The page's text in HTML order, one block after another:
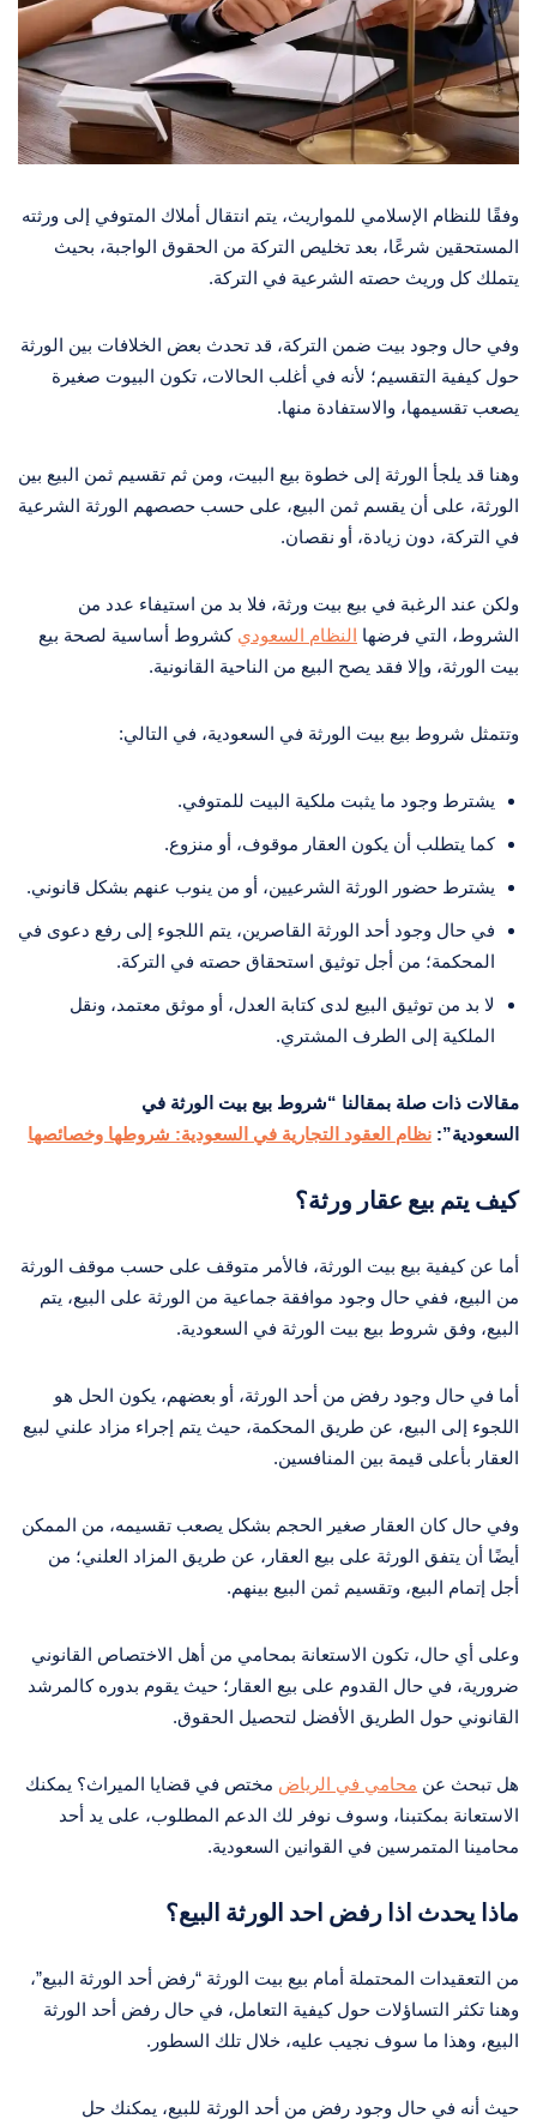
وفقًا للنظام الإسلامي للمواريث، يتم انتقال أملاك المتوفي إلى ورثته
المستحقين شرعًا، بعد تخليص التركة من الحقوق الواجبة، بحيث
يتملك كل وريث حصته الشرعية في التركة.
وفي حال وجود بيت ضمن التركة، قد تحدث بعض الخلافات بين الورثة
حول كيفية التقسيم؛ لأنه في أغلب الحالات، تكون البيوت صغيرة
يصعب تقسيمها، والاستفادة منها.
وهنا قد يلجأ الورثة إلى خطوة بيع البيت، ومن ثم تقسيم ثمن البيع بين
الورثة، على أن يقسم ثمن البيع، على حسب حصصهم الورثة الشرعية
في التركة، دون زيادة، أو نقصان.
ولكن عند الرغبة في بيع بيت ورثة، فلا بد من استيفاء عدد من
الشروط، التي فرضها النظام السعودي كشروط أساسية لصحة بيع
بيت الورثة، وإلا فقد يصح البيع من الناحية القانونية.
وتتمثل شروط بيع بيت الورثة في السعودية، في التالي:
يشترط وجود ما يثبت ملكية البيت للمتوفي.
كما يتطلب أن يكون العقار موقوف، أو منزوع.
يشترط حضور الورثة الشرعيين، أو من ينوب عنهم بشكل قانوني.
في حال وجود أحد الورثة القاصرين، يتم اللجوء إلى رفع دعوى في
المحكمة؛ من أجل توثيق استحقاق حصته في التركة.
لا بد من توثيق البيع لدى كتابة العدل، أو موثق معتمد، ونقل
الملكية إلى الطرف المشتري.
مقالات ذات صلة بمقالنا “شروط بيع بيت الورثة في
السعودية”: نظام العقود التجارية في السعودية: شروطها وخصائصها
كيف يتم بيع عقار ورثة؟
أما عن كيفية بيع بيت الورثة، فالأمر متوقف على حسب موقف الورثة
من البيع، ففي حال وجود موافقة جماعية من الورثة على البيع، يتم
البيع، وفق شروط بيع بيت الورثة في السعودية.
أما في حال وجود رفض من أحد الورثة، أو بعضهم، يكون الحل هو
اللجوء إلى البيع، عن طريق المحكمة، حيث يتم إجراء مزاد علني لبيع
العقار بأعلى قيمة بين المنافسين.
وفي حال كان العقار صغير الحجم بشكل يصعب تقسيمه، من الممكن
أيضًا أن يتفق الورثة على بيع العقار، عن طريق المزاد العلني؛ من
أجل إتمام البيع، وتقسيم ثمن البيع بينهم.
وعلى أي حال، تكون الاستعانة بمحامي من أهل الاختصاص القانوني
ضرورية، في حال القدوم على بيع العقار؛ حيث يقوم بدوره كالمرشد
القانوني حول الطريق الأفضل لتحصيل الحقوق.
هل تبحث عن محامي في الرياض مختص في قضايا الميراث؟ يمكنك
الاستعانة بمكتبنا، وسوف نوفر لك الدعم المطلوب، على يد أحد
محامينا المتمرسين في القوانين السعودية.
ماذا يحدث اذا رفض احد الورثة البيع؟
من التعقيدات المحتملة أمام بيع بيت الورثة “رفض أحد الورثة البيع”،
وهنا تكثر التساؤلات حول كيفية التعامل، في حال رفض أحد الورثة
البيع، وهذا ما سوف نجيب عليه، خلال تلك السطور.
حيث أنه في حال وجود رفض من أحد الورثة للبيع، يمكنك حل